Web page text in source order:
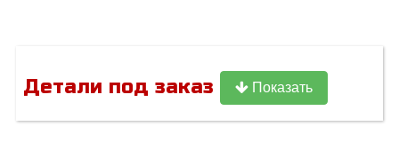
Детали под заказ Показать